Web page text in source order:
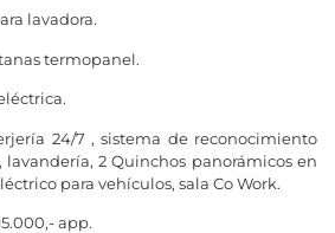
lavadora.
termopanel.
24/7 , sistema de reconocimiento
2 Quinchos panorámicos en
para vehículos, sala Co Work.
app.